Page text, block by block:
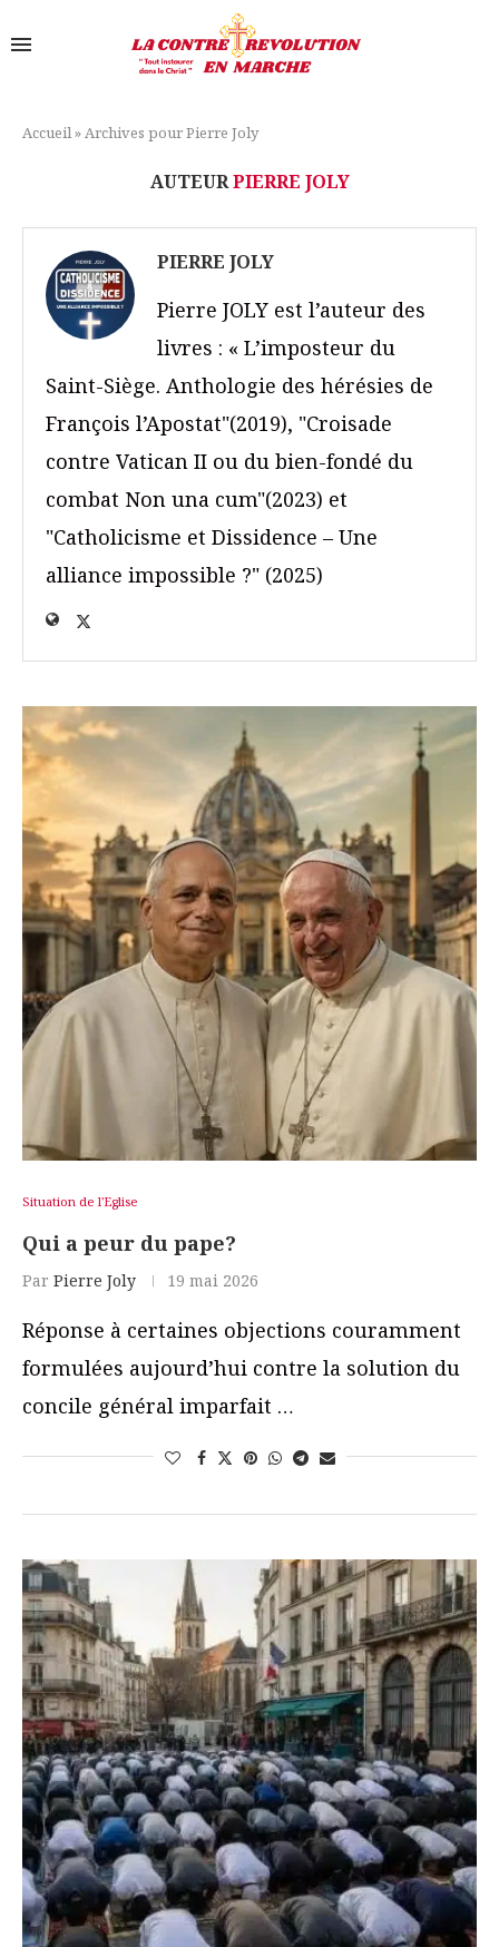
Accueil»Archives pour Pierre Joly
AUTEURPIERRE JOLY
PIERRE JOLY
Pierre JOLY est l’auteur des
livres : « L’imposteur du
Saint-Siège. Anthologie des hérésies de
François l’Apostat"(2019), "Croisade
contre Vatican II ou du bien-fondé du
combat Non una cum"(2023) et
"Catholicisme et Dissidence – Une
alliance impossible ?" (2025)
Situation de l'Eglise
Qui a peur du pape?
Par Pierre Joly 19 mai 2026
Réponse à certaines objections couramment
formulées aujourd’hui contre la solution du
concile général imparfait …